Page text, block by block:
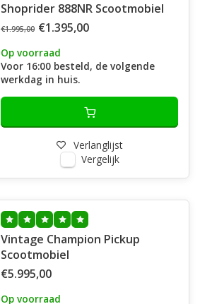
Shoprider 888NR Scootmobiel
€1.995,00 €1.395,00
Op voorraad
Voor 16:00 besteld, de volgende
werkdag in huis.
Verlanglijst
Vergelijk
Vintage Champion Pickup
Scootmobiel
€5.995,00
Op voorraad